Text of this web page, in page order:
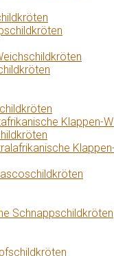
Klappen-
Schnappschildkröten